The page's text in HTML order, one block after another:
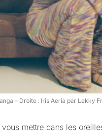
– Droite : Iris Aeria par Lekky
mettre dans les